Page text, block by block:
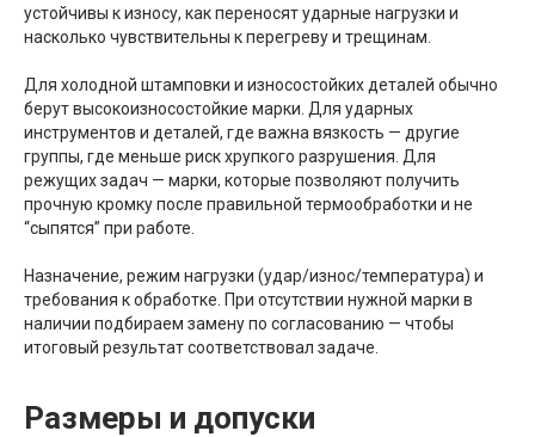
устойчивы к износу, как переносят ударные нагрузки и
насколько чувствительны к перегреву и трещинам.
Для холодной штамповки и износостойких деталей обычно
берут высокоизносостойкие марки. Для ударных
инструментов и деталей, где важна вязкость — другие
группы, где меньше риск хрупкого разрушения. Для
режущих задач — марки, которые позволяют получить
прочную кромку после правильной термообработки и не
“сыпятся” при работе.
Назначение, режим нагрузки (удар/износ/температура) и
требования к обработке. При отсутствии нужной марки в
наличии подбираем замену по согласованию — чтобы
итоговый результат соответствовал задаче.
Размеры и допуски